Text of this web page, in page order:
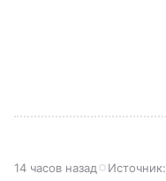
14 часов назад Источник: